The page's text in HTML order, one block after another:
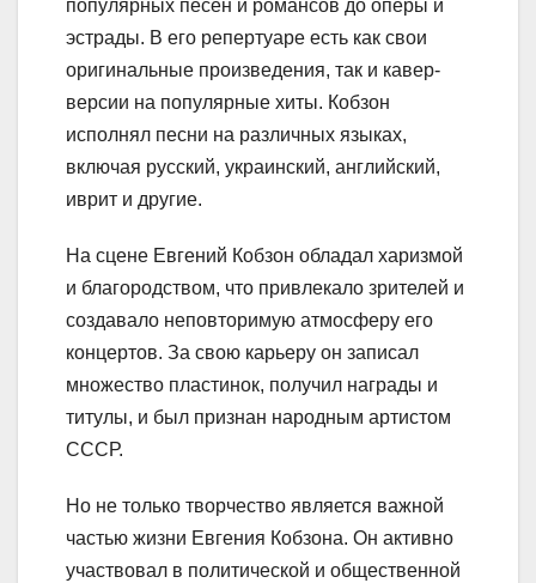
популярных песен и романсов до оперы и
эстрады. В его репертуаре есть как свои
оригинальные произведения, так и кавер-
версии на популярные хиты. Кобзон
исполнял песни на различных языках,
включая русский, украинский, английский,
иврит и другие.
На сцене Евгений Кобзон обладал харизмой
и благородством, что привлекало зрителей и
создавало неповторимую атмосферу его
концертов. За свою карьеру он записал
множество пластинок, получил награды и
титулы, и был признан народным артистом
СССР.
Но не только творчество является важной
частью жизни Евгения Кобзона. Он активно
участвовал в политической и общественной